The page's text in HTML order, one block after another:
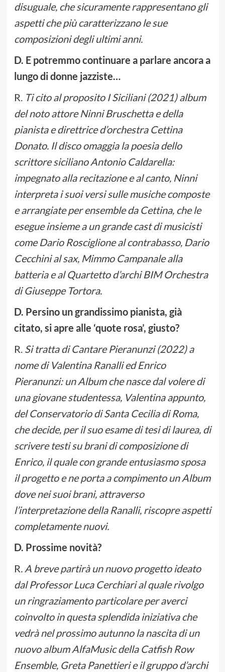
disuguale, che sicuramente rappresentano gli
aspetti che più caratterizzano le sue
composizioni degli ultimi anni.
D. E potremmo continuare a parlare ancora a
lungo di donne jazziste…
R. Ti cito al proposito I Siciliani (2021) album
del noto attoreNinni Bruschettae della
pianista e direttrice d’orchestra Cettina
Donato. Il disco omaggia la poesia dello
scrittore sicilianoAntonio Caldarella:
impegnato alla recitazione e al canto, Ninni
interpreta i suoi versi sulle musiche composte
e arrangiate per ensemble da Cettina, che le
esegue insieme a un grande cast di musicisti
come Dario Rosciglione al contrabasso, Dario
Cecchini al sax, Mimmo Campanale alla
batteria e al Quartetto d’archi BIM Orchestra
di Giuseppe Tortora.
D. Persino un grandissimo pianista, già
citato, si apre alle ‘quote rosa’, giusto?
R. Si tratta di Cantare Pieranunzi (2022) a
nome diValentina Ranalli ed Enrico
Pieranunzi: un Album che nasce dal volere di
una giovane studentessa, Valentina appunto,
del Conservatorio di Santa Cecilia di Roma,
che decide, per il suo esame di tesi di laurea, di
scrivere testi su brani di composizione di
Enrico, il quale con grande entusiasmo sposa
il progetto e ne porta a compimento un Album
dove nei suoi brani, attraverso
l’interpretazione della Ranalli, riscopre aspetti
completamente nuovi.
D. Prossime novità?
R. A breve partirà un nuovo progetto ideato
dal Professor Luca Cerchiari al quale rivolgo
un ringraziamento particolare per averci
coinvolto in questa splendida iniziativa che
vedrà nel prossimo autunno la nascita di un
nuovo album AlfaMusic della Catfish Row
Ensemble, Greta Panettieri e il gruppo d’archi